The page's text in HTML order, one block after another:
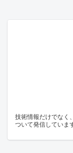
技術情報だけでなく
ついて発信していま